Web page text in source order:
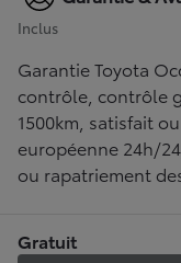
Inclus
Garantie Toyota
contrôle, contrôle
1500km, satisfait
européenne 24h/
ou rapatriement
Gratuit